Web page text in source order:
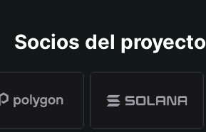
Socios del proyecto